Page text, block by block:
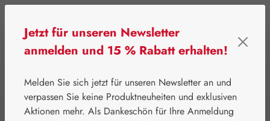
⌂ Gall Pharma Pflanzliche Produkte
Jetzt für unseren Newsletter
anmelden und 15 % Rabatt erhalten!
Melden Sie sich jetzt für unseren Newsletter an und
verpassen Sie keine Produktneuheiten und exklusiven
Aktionen mehr. Als Dankeschön für Ihre Anmeldung